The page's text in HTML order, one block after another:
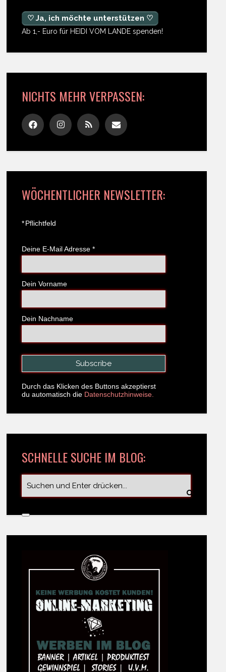
♡ Ja, ich möchte unterstützen ♡
Ab 1,- Euro für HEIDI VOM LANDE spenden!
NICHTS MEHR VERPASSEN:
WÖCHENTLICHER NEWSLETTER:
*Pflichtfeld
Deine E-Mail Adresse *
Dein Vorname
Dein Nachname
Durch das Klicken des Buttons akzeptierst
du automatisch die Datenschutzhinweise.
SCHNELLE SUCHE IM BLOG: